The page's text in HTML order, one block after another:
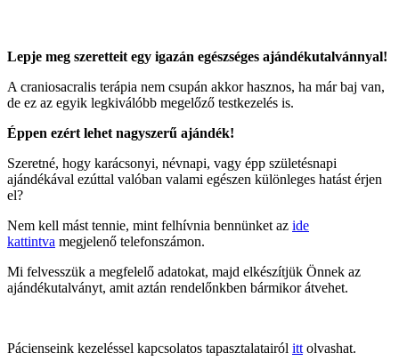
Lepje meg szeretteit egy igazán egészséges ajándékutalvánnyal!
A craniosacralis terápia nem csupán akkor hasznos, ha már baj van,
de ez az egyik legkiválóbb megelőző testkezelés is.
Éppen ezért lehet nagyszerű ajándék!
Szeretné, hogy karácsonyi, névnapi, vagy épp születésnapi
ajándékával ezúttal valóban valami egészen különleges hatást érjen
el?
Nem kell mást tennie, mint felhívnia bennünket az ide
kattintva megjelenő telefonszámon.
Mi felvesszük a megfelelő adatokat, majd elkészítjük Önnek az
ajándékutalványt, amit aztán rendelőnkben bármikor átvehet.
Pácienseink kezeléssel kapcsolatos tapasztalatairól itt olvashat.